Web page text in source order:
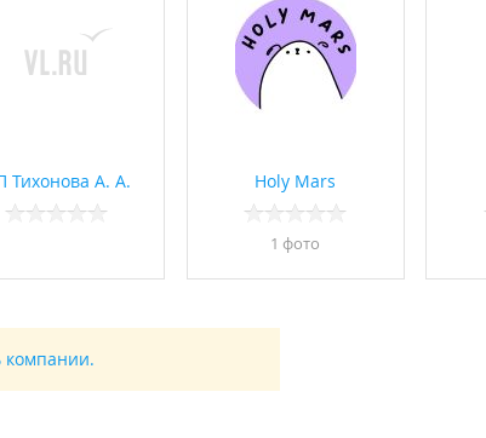
Тихонова А. А. Holy Mars
1 фото
компании.